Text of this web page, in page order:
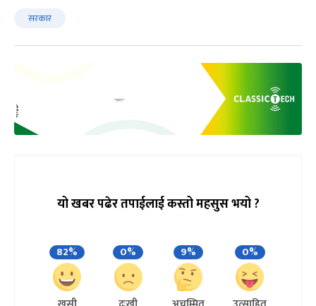
सरकार
यो खबर पढेर तपाईलाई कस्तो महसुस भयो ?
82% 0% 9% 0%